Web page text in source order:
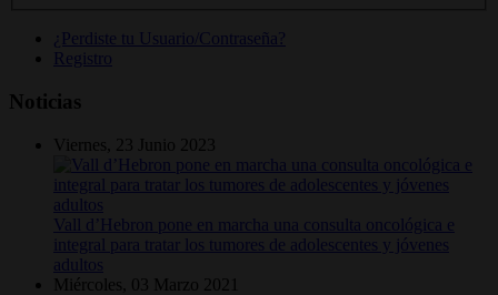
¿Perdiste tu Usuario/Contraseña?
Registro
Noticias
Viernes, 23 Junio 2023
Vall d’Hebron pone en marcha una consulta oncológica e
integral para tratar los tumores de adolescentes y jóvenes
adultos
Miércoles, 03 Marzo 2021